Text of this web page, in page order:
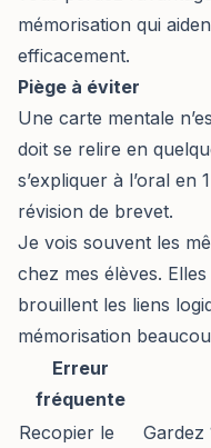
mémorisation qui
efficacement.
Piège à éviter
Une carte mentale
doit se relire en
s’expliquer à l’oral
révision de brevet.
Je vois souvent les
chez mes élèves.
brouillent les liens
mémorisation
Erreur
fréquente
Recopier le
Gardez